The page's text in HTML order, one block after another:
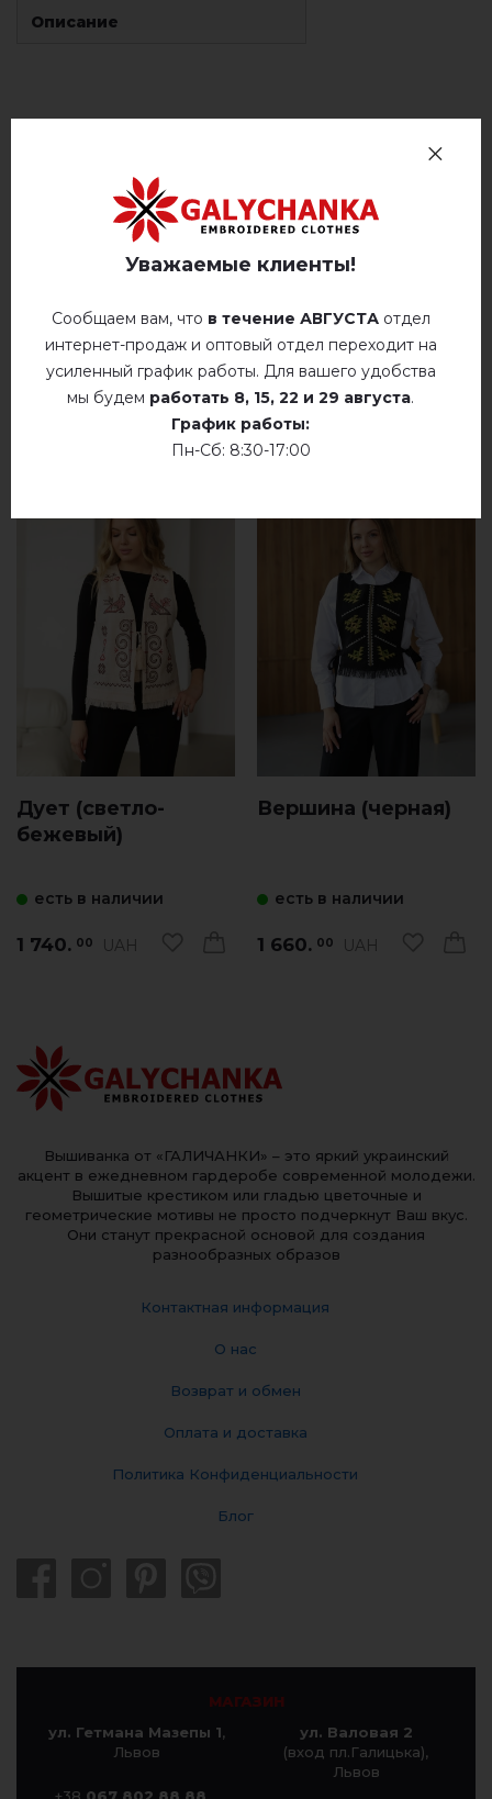
Описание
ОТЗЫВЫ О КРЕМЕНЯНКА (СЕРАЯ)
добавьте свой отзыв о Кременянка (серая)
РЕКОМЕНДУЕМЫЕ ТОВАРЫ
Дует (светло-
бежевый)
есть в наличии
1 740. 00 UAH
Вершина (черная)
есть в наличии
1 660. 00 UAH
Вышиванка от «ГАЛИЧАНКИ» – это яркий украинский
акцент в ежедневном гардеробе современной молодежи.
Вышитые крестиком или гладью цветочные и
геометрические мотивы не просто подчеркнут Ваш вкус.
Они станут прекрасной основой для создания
разнообразных образов
Контактная информация
О нас
Возврат и обмен
Оплата и доставка
Политика Конфиденциальности
Блог
МАГАЗИН
ул. Гетмана Мазепы 1,
Львов
ул. Валовая 2
(вход пл.Галицька),
Львов
Уважаемые клиенты!
Сообщаем вам, что в течение АВГУСТАотдел
интернет-продаж и оптовый отдел переходит на
усиленный график работы. Для вашего удобства
мы будем работать 8, 15, 22 и 29 августа.
График работы:
Пн-Сб: 8:30-17:00